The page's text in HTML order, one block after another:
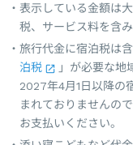
表示している金額は
税、サービス料を含み
旅行代金に宿泊税は
泊税
」が必要な地
2027年4月1日以降の
まれておりませんの
お支払いください。